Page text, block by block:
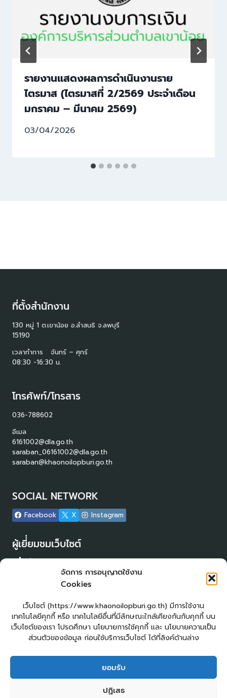
จัดการ การอนุญาตใช้งาน
Cookies
เว็บไซต์ (https://www.khaonoilopburi.go.th) มีการใช้งาน
เทคโนโลยีคุกกี้ หรือ เทคโนโลยีอื่นที่มีลักษณะใกล้เคียงกันกับคุกกี้ บน
เว็บไซต์ของเรา โปรดศึกษา นโยบายการใช้คุกกี้ และ นโยบายความเป็น
ส่วนตัวของข้อมูล ก่อนใช้บริการเว็บไซต์ ได้ที่ลิงค์ด้านล่าง
ยอมรับ
ปฏิเสธ
รายงานแสดงผลการดำเนินงานราย
ไตรมาส (ไตรมาสที่ 2/2569 ประจำเดือน
มกราคม – มีนาคม 2569)
03/04/2026
ที่ตั้งสำนักงาน
130 หมู่ 1 ต.เขาน้อย อ.ลำสนธิ จ.ลพบุรี
15190
เวลาทำการ จันทร์ – ศุกร์
08:30 -16:30 น.
โทรศัพท์/โทรสาร
036-788602
อีเมล
6161002@dla.go.th
saraban_06161002@dla.go.th
saraban@khaonoilopburi.go.th
SOCIAL NETWORK
Facebook X Instagram
ผู้เยี่่ยมชมเว็บไซต์
แผนผังเว็บไซต์
จัดทำเว็บไซต์
LopburiWebDesign.com
ยื่นแบบคำร้องทั่วไปออนไลน์
ศูนย์ข้อมูลข่าวสาร อบต.เขาน้อย